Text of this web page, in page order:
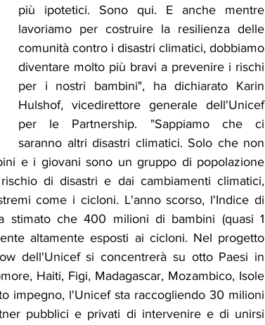
più ipotetici. Sono qui. E anche mentre
lavoriamo per costruire la resilienza delle
comunità contro i disastri climatici, dobbiamo
diventare molto più bravi a prevenire i rischi
per i nostri bambini", ha dichiarato Karin
Hulshof, vicedirettore generale dell'Unicef
per le Partnership. "Sappiamo che ci
saranno altri disastri climatici. Solo che non
e i giovani sono un gruppo di popolazione
di disastri e dai cambiamenti climatici,
come i cicloni. L'anno scorso, l'Indice di
stimato che 400 milioni di bambini (quasi 1
altamente esposti ai cicloni. Nel progetto
dell'Unicef si concentrerà su otto Paesi in
Haiti, Figi, Madagascar, Mozambico, Isole
impegno, l'Unicef sta raccogliendo 30 milioni
pubblici e privati di intervenire e di unirsi